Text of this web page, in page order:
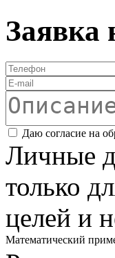
Заявка
Телефон
E-mail
Описание
Соглашение*
Даю согласие на
Личные
только
целей и
Математический